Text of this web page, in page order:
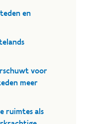
en
voor
meer
ruimtes als